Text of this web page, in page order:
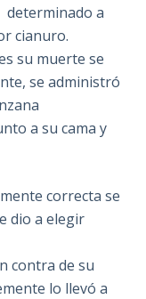
determinado a
cianuro.
su muerte se
se administró
a su cama y
correcta se
dio a elegir
contra de su
lo llevó a